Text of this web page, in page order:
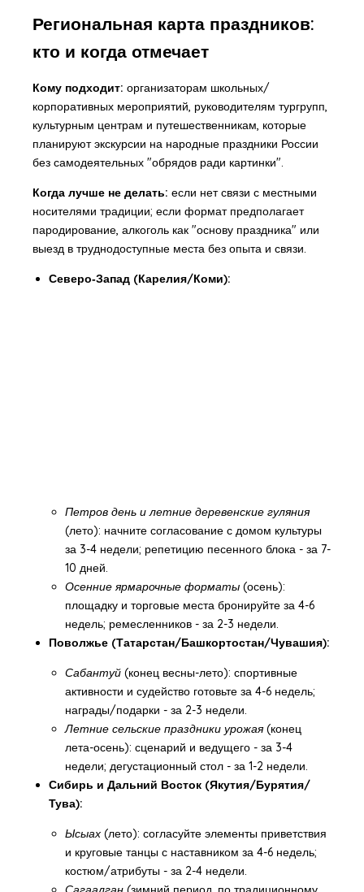
Региональная карта праздников:
кто и когда отмечает
Кому подходит: организаторам школьных/
корпоративных мероприятий, руководителям тургрупп,
культурным центрам и путешественникам, которые
планируют экскурсии на народные праздники России
без самодеятельных "обрядов ради картинки".
Когда лучше не делать: если нет связи с местными
носителями традиции; если формат предполагает
пародирование, алкоголь как "основу праздника" или
выезд в труднодоступные места без опыта и связи.
Северо‑Запад (Карелия/Коми):
Петров день и летние деревенские гуляния
(лето): начните согласование с домом культуры
за 3-4 недели; репетицию песенного блока - за 7-
10 дней.
Осенние ярмарочные форматы(осень):
площадку и торговые места бронируйте за 4-6
недель; ремесленников - за 2-3 недели.
Поволжье (Татарстан/Башкортостан/Чувашия):
Сабантуй(конец весны-лето): спортивные
активности и судейство готовьте за 4-6 недель;
награды/подарки - за 2-3 недели.
Летние сельские праздники урожая(конец
лета-осень): сценарий и ведущего - за 3-4
недели; дегустационный стол - за 1-2 недели.
Сибирь и Дальний Восток (Якутия/Бурятия/
Тува):
Ысыах(лето): согласуйте элементы приветствия
и круговые танцы с наставником за 4-6 недель;
костюм/атрибуты - за 2-4 недели.